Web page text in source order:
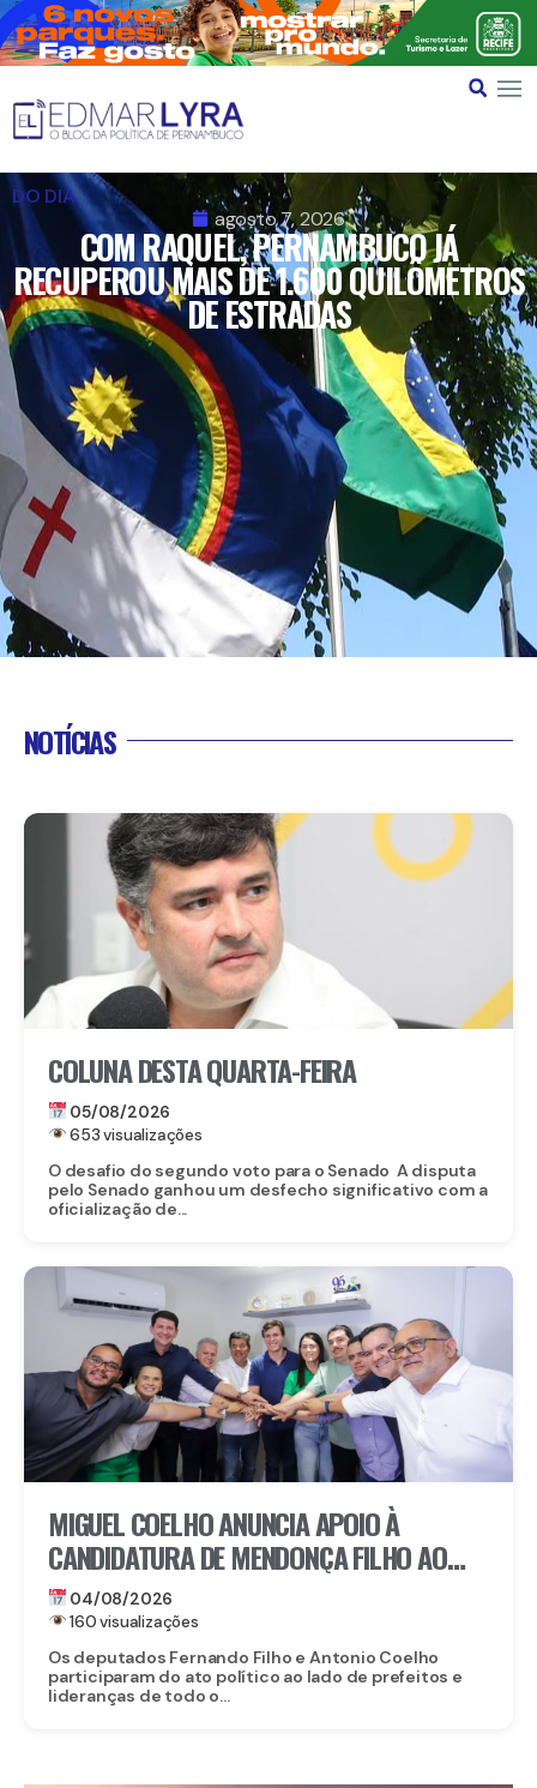
DO DIA
agosto 7, 2026
COM RAQUEL, PERNAMBUCO JÁ
RECUPEROU MAIS DE 1.600 QUILÔMETROS
DE ESTRADAS
NOTÍCIAS
COLUNA DESTA QUARTA-FEIRA
05/08/2026
653 visualizações
O desafio do segundo voto para o Senado A disputa
pelo Senado ganhou um desfecho significativo com a
oficialização de...
MIGUEL COELHO ANUNCIA APOIO À
CANDIDATURA DE MENDONÇA FILHO AO
SENADO
04/08/2026
160 visualizações
Os deputados Fernando Filho e Antonio Coelho
participaram do ato político ao lado de prefeitos e
lideranças de todo o...